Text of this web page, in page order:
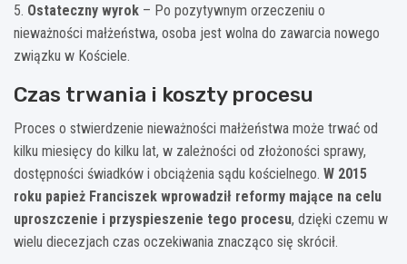
5. Ostateczny wyrok – Po pozytywnym orzeczeniu o
nieważności małżeństwa, osoba jest wolna do zawarcia nowego
związku w Kościele.
Czas trwania i koszty procesu
Proces o stwierdzenie nieważności małżeństwa może trwać od
kilku miesięcy do kilku lat, w zależności od złożoności sprawy,
dostępności świadków i obciążenia sądu kościelnego. W 2015
roku papież Franciszek wprowadził reformy mające na celu
uproszczenie i przyspieszenie tego procesu, dzięki czemu w
wielu diecezjach czas oczekiwania znacząco się skrócił.